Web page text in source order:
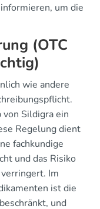
um die
(OTC
wie andere
Sildigra ein
Regelung dient
fachkundige
und das Risiko
Im
ist die
und